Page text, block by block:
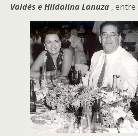
Valdés e Hildalina Lanuza ,